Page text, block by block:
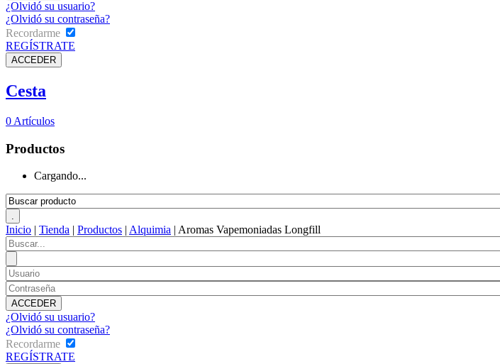
¿Olvidó su usuario?
¿Olvidó su contraseña?
Recordarme
REGÍSTRATE
Cesta
0 Artículos
Productos
Cargando...
Inicio | Tienda | Productos | Alquimia | Aromas Vapemoniadas Longfill
¿Olvidó su usuario?
¿Olvidó su contraseña?
Recordarme
REGÍSTRATE